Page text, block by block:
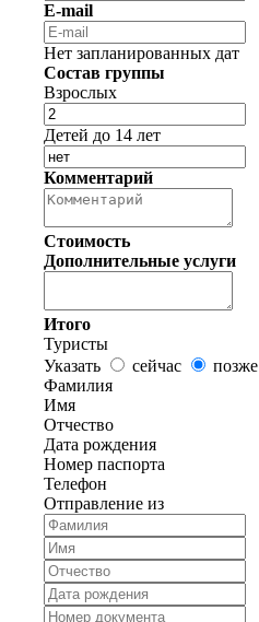
E-mail
Нет запланированных дат
Состав группы
Взрослых
Детей до 14 лет
Комментарий
Стоимость
Дополнительные услуги
Итого
Туристы
Указать
сейчас
позже
Фамилия
Имя
Отчество
Дата рождения
Номер паспорта
Телефон
Отправление из